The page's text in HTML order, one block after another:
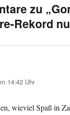
zu
Rekord
14:42 Uhr
wieviel Spaß in